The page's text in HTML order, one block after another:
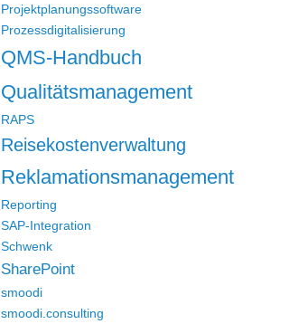
Projektplanungssoftware
Prozessdigitalisierung
QMS-Handbuch
Qualitätsmanagement
RAPS
Reisekostenverwaltung
Reklamationsmanagement
Reporting
SAP-Integration
Schwenk
SharePoint
smoodi
smoodi.consulting